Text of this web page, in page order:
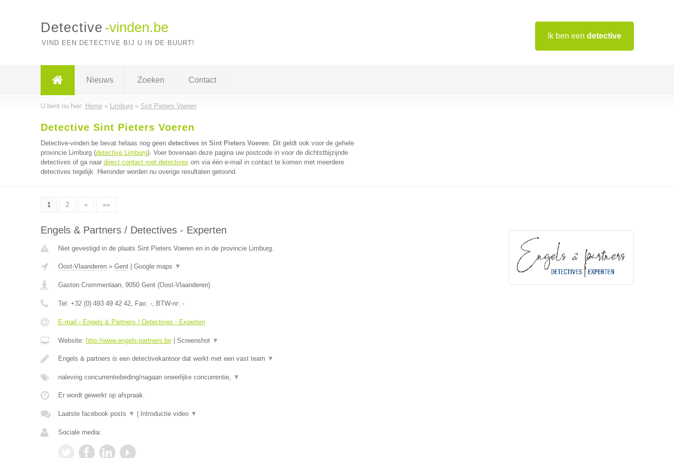
Ik ben een detective
Detective -vinden.be
VIND EEN DETECTIVE BIJ U IN DE BUURT!
Nieuws Zoeken Contact
U bent nu hier: Home» Limburg» Sint Pieters Voeren
Detective Sint Pieters Voeren
Detective-vinden.be bevat helaas nog geen detectives in Sint Pieters Voeren. Dit geldt ook voor de gehele
provincie Limburg (detective Limburg). Voer bovenaan deze pagina uw postcode in voor de dichtstbijzijnde
detectives of ga naar direct contact met detectives om via één e-mail in contact te komen met meerdere
detectives tegelijk. Hieronder worden nu overige resultaten getoond.
1 2 » »»
Engels & Partners / Detectives - Experten
Niet gevestigd in de plaats Sint Pieters Voeren en in de provincie Limburg.
Oost-Vlaanderen» Gent| Google maps ▼
Gaston Crommenlaan, 9050 Gent(Oost-Vlaanderen)
Tel: +32 (0) 493 49 42 42, Fax: -, BTW-nr: -
E-mail › Engels & Partners / Detectives - Experten
Website: http://www.engels-partners.be| Screenshot ▼
Engels & partners is een detectivekantoor dat werkt met een vast team ▼
naleving concurrentiebeding/nagaan oneerlijke concurrentie, ▼
Er wordt gewerkt op afspraak.
Laatste facebook posts ▼ Introductie video ▼
Sociale media: